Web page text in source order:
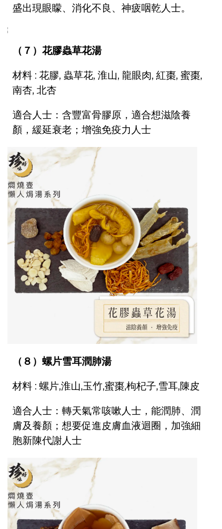
盛出現眼矇、消化不良、神疲咽乾人士。
（７）花膠蟲草花湯
材料 : 花膠, 蟲草花, 淮山, 龍眼肉, 紅棗, 蜜棗,
南杏, 北杏
適合人士：含豐富骨膠原，適合想滋陰養
顏，緩延衰老；增強免疫力人士
（８）螺片雪耳潤肺湯
材料 : 螺片,淮山,玉竹,蜜棗,枸杞子,雪耳,陳皮
適合人士：轉天氣常咳嗽人士，能潤肺、潤
膚及養顏；想要促進皮膚血液迴圈，加強細
胞新陳代謝人士